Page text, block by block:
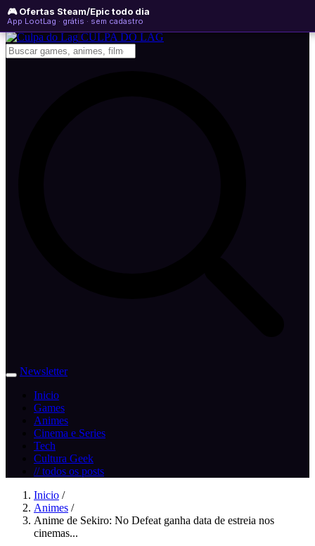
🎮 Ofertas Steam/Epic todo dia
App LootLag · grátis · sem cadastro
sexta-feira, 07 de agosto de 2026
Newsletter
CULPA DO LAG
Newsletter
Inicio
Games
Animes
Cinema e Series
Tech
Cultura Geek
// todos os posts
Inicio /
Animes /
Anime de Sekiro: No Defeat ganha data de estreia nos
cinemas...